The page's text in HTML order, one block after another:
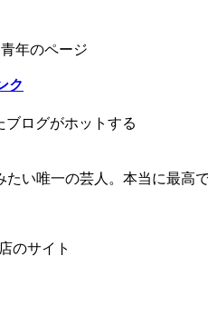
年のページ
ク
ブログがホットする
たい唯一の芸人。本当に最高
のサイト